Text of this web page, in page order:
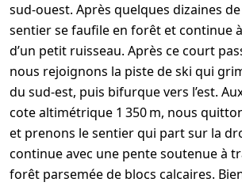
sud-ouest. Après quelques dizaines
sentier se faufile en forêt et continue
d’un petit ruisseau. Après ce court
nous rejoignons la piste de ski qui
du sud-est, puis bifurque vers l’est.
cote altimétrique 1 350 m, nous
et prenons le sentier qui part sur la
continue avec une pente soutenue à
forêt parsemée de blocs calcaires.